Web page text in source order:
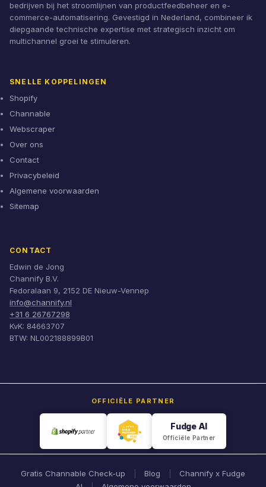
bedrijven bij het stroomlijnen van productfeedbeheer en e-
commerce-automatisering. Gevestigd in Nederland, combineer ik
diepgaande technische expertise met strategisch inzicht om
multichannel groei te stimuleren.
SNELLE KOPPELINGEN
Shopify
Channable
Webscraper
Over ons
Contact
Privacybeleid
Algemene voorwaarden
Sitemap
CONTACT
Edwin de Jong
Channify B.V.
Fedoralaan 9, 2152 DE Nieuw-Vennep
info@channify.nl
+31 6 26767298
KvK: 84663707
BTW: NL002188899B01
OFFICIËLE PARTNER
Fudge AI
Officiële Partner
Gratis Channable Check-up Blog
Channify x Fudge